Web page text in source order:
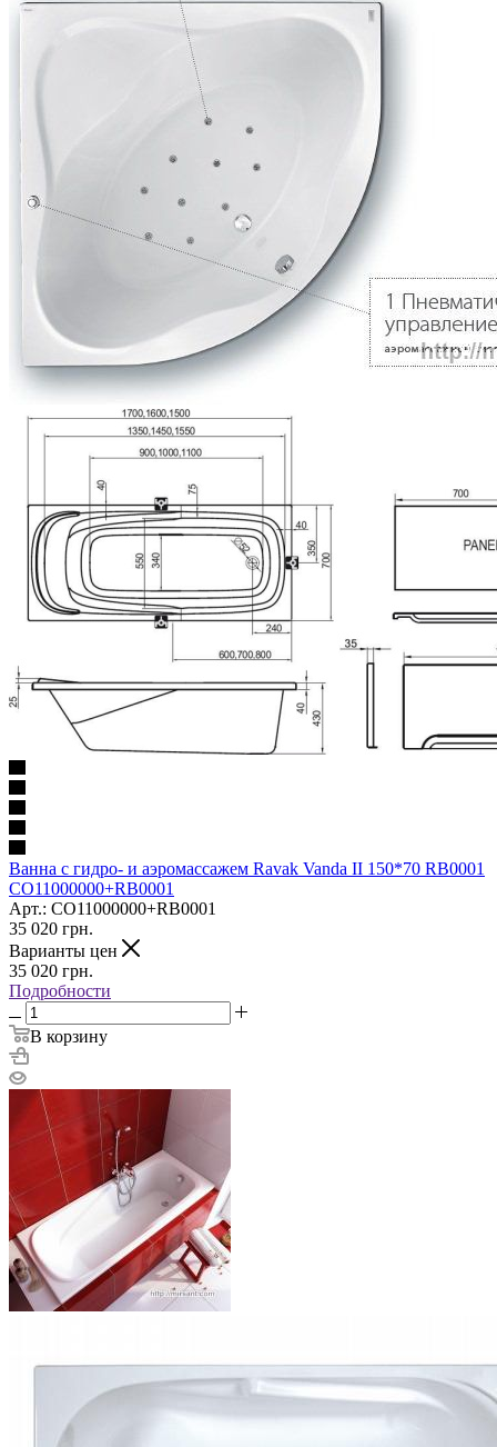
Ванна с гидро- и аэромассажем Ravak Vanda II 150*70 RB0001
CO11000000+RB0001
Арт.: CO11000000+RB0001
35 020 грн.
Варианты цен
35 020 грн.
Подробности
В корзину